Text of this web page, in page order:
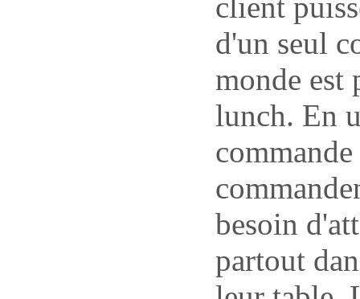
client
d'un seul
monde est
lunch. En
besoin
partout